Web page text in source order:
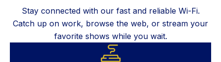
Stay connected with our fast and reliable Wi-Fi.
Catch up on work, browse the web, or stream your
favorite shows while you wait.